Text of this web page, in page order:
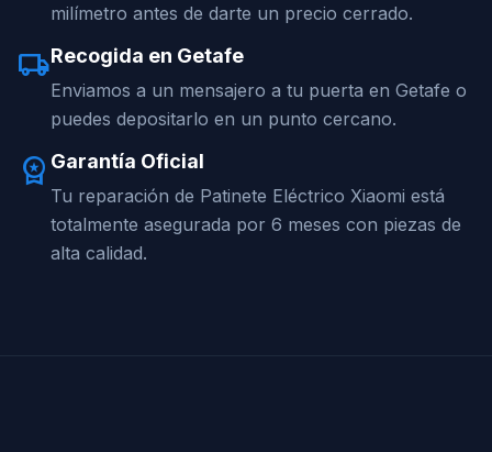
milímetro antes de darte un precio cerrado.
local_shippingRecogida en Getafe
Enviamos a un mensajero a tu puerta en Getafe o
puedes depositarlo en un punto cercano.
workspace_premium Garantía Oficial
Tu reparación de Patinete Eléctrico Xiaomi está
totalmente asegurada por 6 meses con piezas de
alta calidad.